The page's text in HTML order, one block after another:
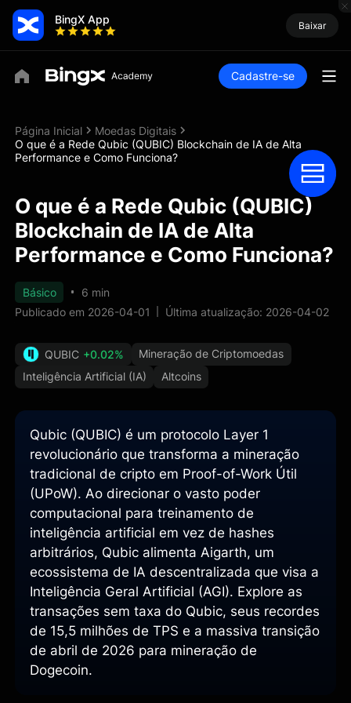
BingX App Baixar
Cadastre-se
Página Inicial
Moedas Digitais
O que é a Rede Qubic (QUBIC) Blockchain de IA de Alta
Performance e Como Funciona?
O que é a Rede Qubic (QUBIC)
Blockchain de IA de Alta
Performance e Como Funciona?
Básico
6 min
Publicado em 2026-04-01
Última atualização: 2026-04-02
QUBIC +0.02%
Mineração de Criptomoedas
Inteligência Artificial (IA)
Altcoins
Qubic (QUBIC) é um protocolo Layer 1
revolucionário que transforma a mineração
tradicional de cripto em Proof-of-Work Útil
(UPoW). Ao direcionar o vasto poder
computacional para treinamento de
inteligência artificial em vez de hashes
arbitrários, Qubic alimenta Aigarth, um
ecossistema de IA descentralizada que visa a
Inteligência Geral Artificial (AGI). Explore as
transações sem taxa do Qubic, seus recordes
de 15,5 milhões de TPS e a massiva transição
de abril de 2026 para mineração de
Dogecoin.